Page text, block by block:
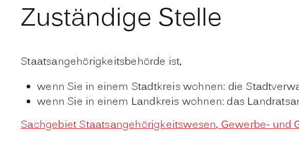
Zuständige Stelle
Staatsangehörigkeitsbehörde ist,
wenn Sie in einem Stadtkreis wohnen: die
wenn Sie in einem Landkreis wohnen: das
Sachgebiet Staatsangehörigkeitswesen, Gewerbe-